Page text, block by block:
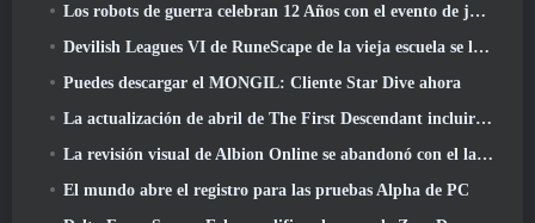
Los robots de guerra celebran 12 Años con el evento de juegos robóticos marcianos
Devilish Leagues VI de RuneScape de la vieja escuela se lanza hoy
Puedes descargar el MONGIL: Cliente Star Dive ahora
La actualización de abril de The First Descendant incluirá la versión Beta del nuevo contenido del juego final
La revisión visual de Albion Online se abandonó con el lanzamiento de la actualización Radiant Wilds hoy
El mundo abre el registro para las pruebas Alpha de PC